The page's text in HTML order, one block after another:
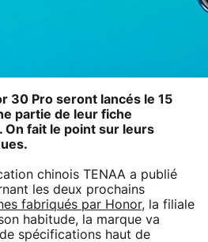
30 Pro seront lancés le 15
partie de leur fiche
On fait le point sur leurs
chinois TENAA a publié
les deux prochains
fabriqués par Honor, la filiale
habitude, la marque va
spécifications haut de